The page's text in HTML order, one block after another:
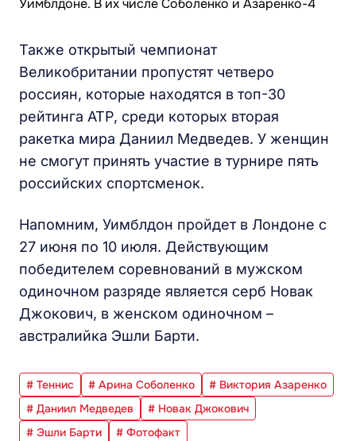
Также открытый чемпионат
Великобритании пропустят четверо
россиян, которые находятся в топ-30
рейтинга ATP, среди которых вторая
ракетка мира Даниил Медведев. У женщин
не смогут принять участие в турнире пять
российских спортсменок.
Напомним, Уимблдон пройдет в Лондоне с
27 июня по 10 июля. Действующим
победителем соревнований в мужском
одиночном разряде является серб Новак
Джокович, в женском одиночном –
австралийка Эшли Барти.
# Теннис # Арина Соболенко
# Виктория Азаренко
# Даниил Медведев
# Новак Джокович
# Эшли Барти
# Фотофакт